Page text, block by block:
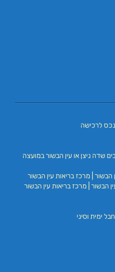
לרכישה
שדה ניצן או עין הבשור במועצה
| מרכז בריאות עין הבשור
הבשור | מרכז בריאות עין הבשור